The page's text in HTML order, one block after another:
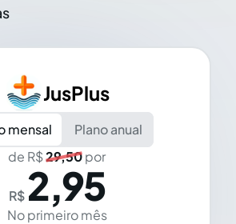
JusPlus
mensal
Plano anual
de R$29,50por
R$ 2,95
No primeiro mês